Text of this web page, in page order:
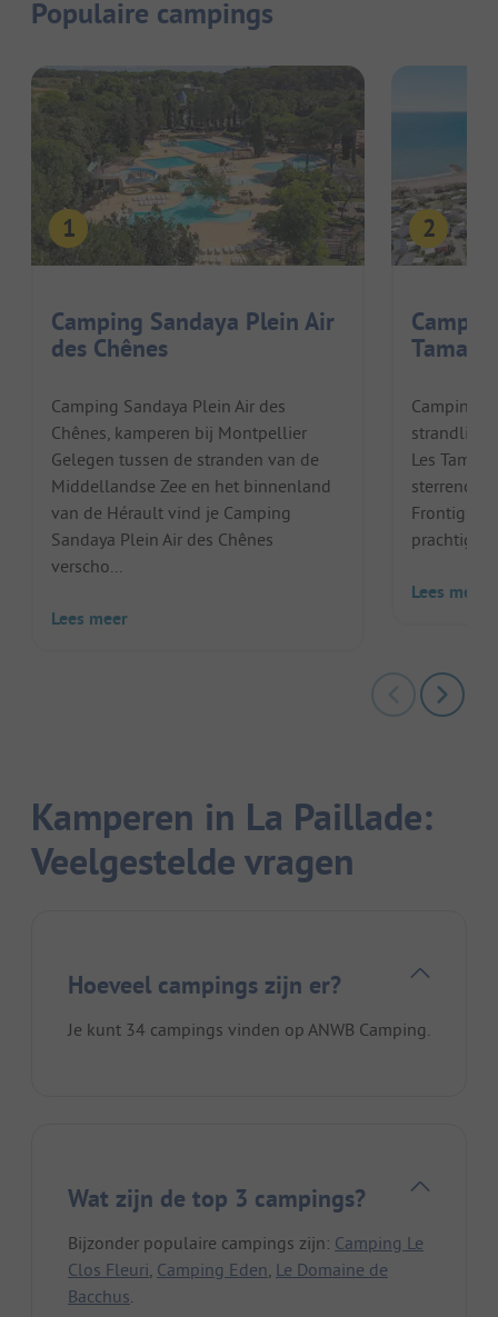
Populaire campings
Camping Sandaya Plein Air
des Chênes
Camping Sandaya Plein Air des
Chênes, kamperen bij Montpellier
Gelegen tussen de stranden van de
Middellandse Zee en het binnenland
van de Hérault vind je Camping
Sandaya Plein Air des Chênes
verscho...
Lees meer
Tamaris
Camping
Les
prachtige
Lees meer
Kamperen in La Paillade:
Veelgestelde vragen
Hoeveel campings zijn er?
Je kunt 34 campings vinden op ANWB Camping.
Wat zijn de top 3 campings?
Bijzonder populaire campings zijn: Camping Le
Clos Fleuri Camping Eden Le Domaine de
Bacchus